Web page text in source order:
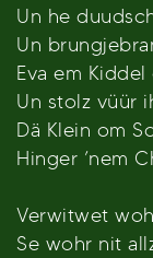
Un he
Un
Eva em
Un stolz vüür
Dä Klein om
Hinger ’nem
Verwitwet
Se wohr nit